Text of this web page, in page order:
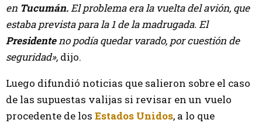
en Tucumán. El problema era la vuelta del avión, que
estaba prevista para la 1 de la madrugada. El
Presidenteno podía quedar varado, por cuestión de
seguridad», dijo.
Luego difundió noticias que salieron sobre el caso
de las supuestas valijas si revisar en un vuelo
procedente de los Estados Unidos, a lo que